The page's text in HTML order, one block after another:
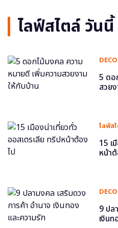
ไลฟ์สไตล์ วันนี้
5 ดอ
สวย
ไลฟ์ส
15 เ
หน้า
9 ปล
เงิน